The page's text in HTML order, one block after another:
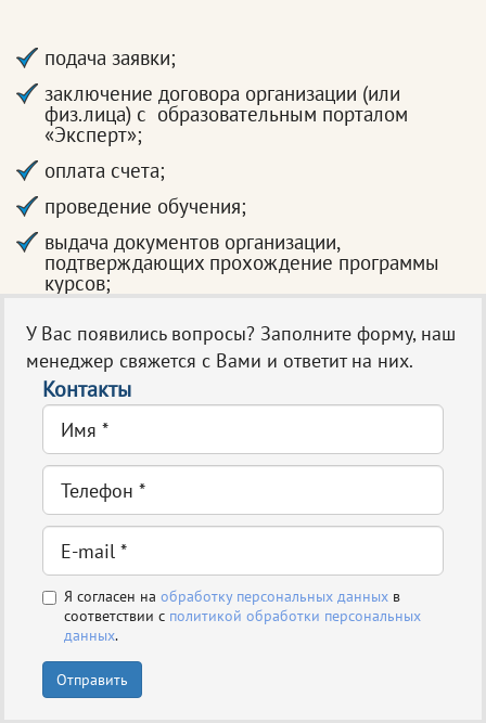
подача заявки;
заключение договора организации (или
физ.лица) с образовательным порталом
«Эксперт»;
оплата счета;
проведение обучения;
выдача документов организации,
подтверждающих прохождение программы
курсов;
У Вас появились вопросы? Заполните форму, наш
менеджер свяжется с Вами и ответит на них.
Контакты
Я согласен на обработку персональных данных в
соответствии с политикой обработки персональных
данных.
Отправить